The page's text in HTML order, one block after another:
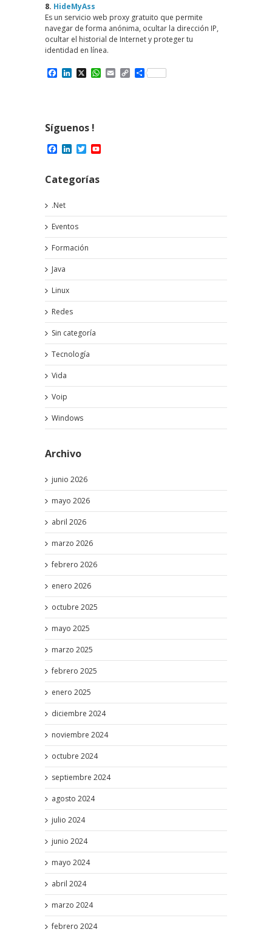
8. HideMyAss
Es un servicio web proxy gratuito que permite
navegar de forma anónima, ocultar la dirección IP,
ocultar el historial de Internet y proteger tu
identidad en línea.
Facebook
LinkedIn
X WhatsApp
EmailCopyCompartir
Síguenos !
Facebook
LinkedIn
Twitter
Categorías
.Net
Eventos
Formación
Java
Linux
Redes
Sin categoría
Tecnología
Vida
Voip
Windows
Archivo
junio 2026
mayo 2026
abril 2026
marzo 2026
febrero 2026
enero 2026
octubre 2025
mayo 2025
marzo 2025
febrero 2025
enero 2025
diciembre 2024
noviembre 2024
octubre 2024
septiembre 2024
agosto 2024
julio 2024
junio 2024
mayo 2024
abril 2024
marzo 2024
febrero 2024